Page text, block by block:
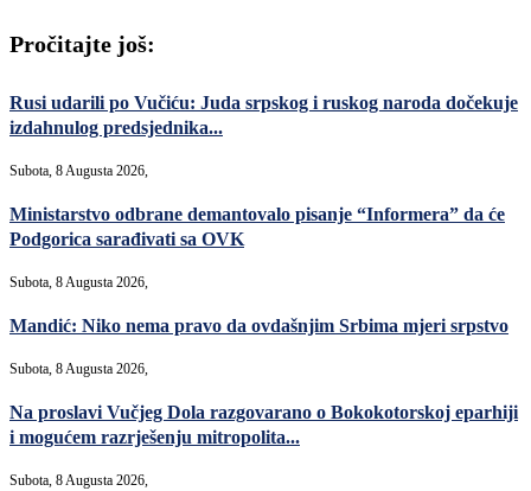
Pročitajte još:
Rusi udarili po Vučiću: Juda srpskog i ruskog naroda dočekuje
izdahnulog predsjednika...
Subota, 8 Augusta 2026,
Ministarstvo odbrane demantovalo pisanje “Informera” da će
Podgorica sarađivati sa OVK
Subota, 8 Augusta 2026,
Mandić: Niko nema pravo da ovdašnjim Srbima mjeri srpstvo
Subota, 8 Augusta 2026,
Na proslavi Vučjeg Dola razgovarano o Bokokotorskoj eparhiji
i mogućem razrješenju mitropolita...
Subota, 8 Augusta 2026,